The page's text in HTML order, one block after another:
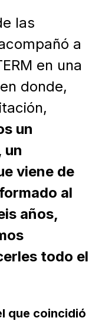
las
a
en una
donde,
un
un
viene de
al
años,
todo el
que coincidió